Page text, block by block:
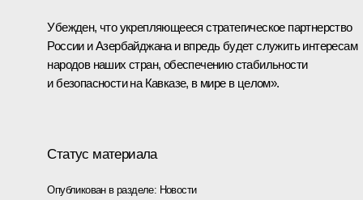
Убежден, что укрепляющееся стратегическое партнерство
России и Азербайджана и впредь будет служить интересам
народов наших стран, обеспечению стабильности
и безопасности на Кавказе, в мире в целом».
Статус материала
Опубликован в разделе: Новости